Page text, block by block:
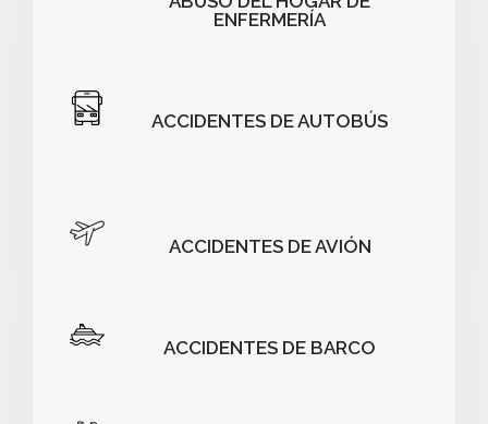
ENFERMERÍA
ACCIDENTES DE AUTOBÚS
ACCIDENTES DE AVIÓN
ACCIDENTES DE BARCO